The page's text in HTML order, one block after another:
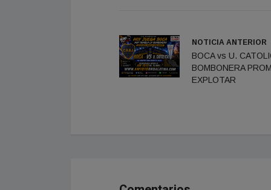
NOTICIA ANTERIOR
BOCA vs U.
BOMBONERA
EXPLOTAR